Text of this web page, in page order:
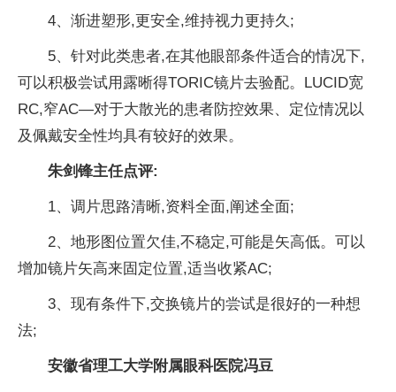
4、渐进塑形,更安全,维持视力更持久;
5、针对此类患者,在其他眼部条件适合的情况下,
可以积极尝试用露晰得TORIC镜片去验配。LUCID宽
RC,窄AC—对于大散光的患者防控效果、定位情况以
及佩戴安全性均具有较好的效果。
朱剑锋主任点评:
1、调片思路清晰,资料全面,阐述全面;
2、地形图位置欠佳,不稳定,可能是矢高低。可以
增加镜片矢高来固定位置,适当收紧AC;
3、现有条件下,交换镜片的尝试是很好的一种想
法;
安徽省理工大学附属眼科医院冯豆